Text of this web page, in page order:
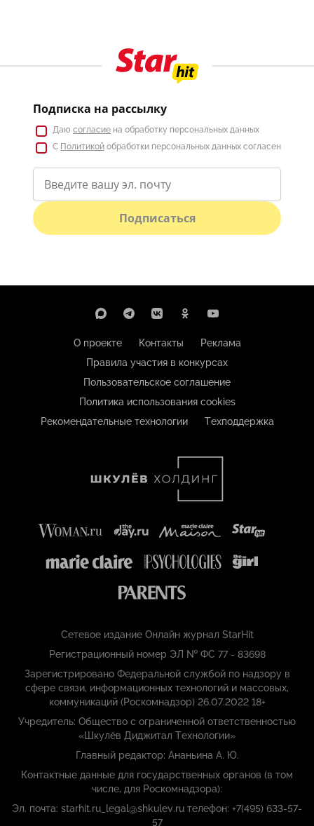
Подписка на рассылку
Даю согласие на обработку персональных данных
С Политикой обработки персональных данных согласен
Подписаться
О проекте Контакты
Реклама
Правила участия в конкурсах
Пользовательское соглашение
Политика использования cookies
Рекомендательные технологии
Техподдержка
Сетевое издание Онлайн журнал StarHit
Регистрационный номер ЭЛ № ФС 77 - 83698
Зарегистрировано Федеральной службой по надзору в
сфере связи, информационных технологий и массовых,
коммуникаций (Роскомнадзор) 26.07.2022 18+
Учредитель: Общество с ограниченной ответственностью
«Шкулёв Диджитал Технологии»
Главный редактор: Ананьина А. Ю.
Контактные данные для государственных органов (в том
числе, для Роскомнадзора):
Эл. почта: starhit.ru_legal@shkulev.ru телефон: +7(495) 633-57-
57